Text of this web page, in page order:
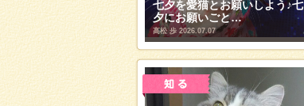
七夕を愛猫とお願いしよう♪七
夕にお願いごと…
高松 歩 2026.07.07